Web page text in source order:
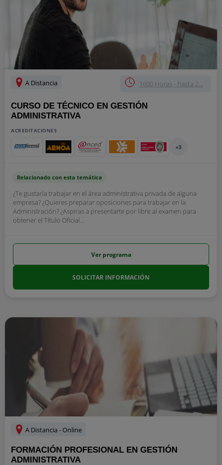
A Distancia 1600 Horas - hasta 2...
CURSO DE TÉCNICO EN GESTIÓN
ADMINISTRATIVA
ACREDITACIONES
+3
Relacionado con esta temática
¿Te gustaría trabajar en el área administrativa privada de alguna
empresa? ¿Quieres preparar oposiciones para trabajar en la
Administración? ¿Aspiras a presentarte por libre al examen para
obtener el Título Oficial...
Ver programa
SOLICITAR INFORMACIÓN
A Distancia - Online
FORMACIÓN PROFESIONAL EN GESTIÓN
ADMINISTRATIVA